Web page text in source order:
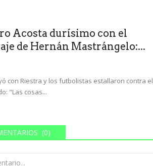
Acosta durísimo con el
de Hernán Mastrángelo:...
con Riestra y los futbolistas estallaron contra el
"Las cosas...
(0)